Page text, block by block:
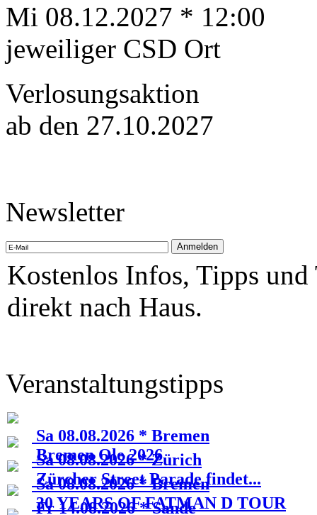
Mi 08.12.2027 * 12:00
jeweiliger CSD Ort
Verlosungsaktion
ab den 27.10.2027
Newsletter
Kostenlos Infos, Tipps
direkt nach Haus.
Veranstaltungstipps
Sa 08.08.2026 * Bremen
Bremen Ole 2026
Sa 08.08.2026 * Zürich
Zürcher Street Parade findet...
Sa 08.08.2026 * Bremen
30 YEARS OF FATMAN D TOUR
Fr 14.08.2026 * Sande